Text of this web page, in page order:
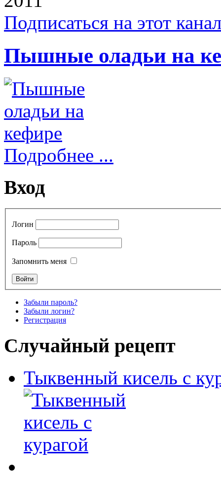
Подписаться на этот
Пышные оладьи на
Подробнее ...
Вход
Логин
Пароль
Запомнить меня
Забыли пароль?
Забыли логин?
Регистрация
Случайный рецепт
Тыквенный кисель с